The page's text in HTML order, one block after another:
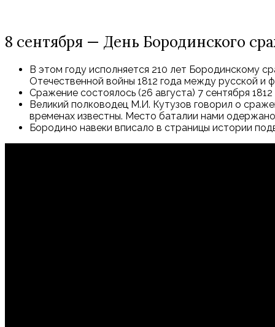
8 сентября — День Бородинского
В этом году исполняется 210 лет Бородинскому
Отечественной войны 1812 года между русской и
Сражение состоялось (26 августа) 7 сентября
Великий полководец М.И. Кутузов говорил о
временах известны. Место баталии нами
Бородино навеки вписало в страницы истории